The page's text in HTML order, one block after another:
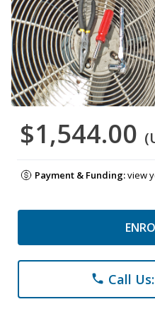
$1,544.00
Payment & Funding:view
phone Call